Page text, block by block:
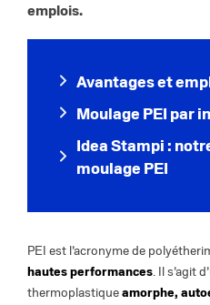
emplois.
Avantages et
Moulage PEI par
Idea Stampi :
moulage PEI
PEI est l’acronyme de
hautes performances. Il s’agit
thermoplastiqueamorphe,